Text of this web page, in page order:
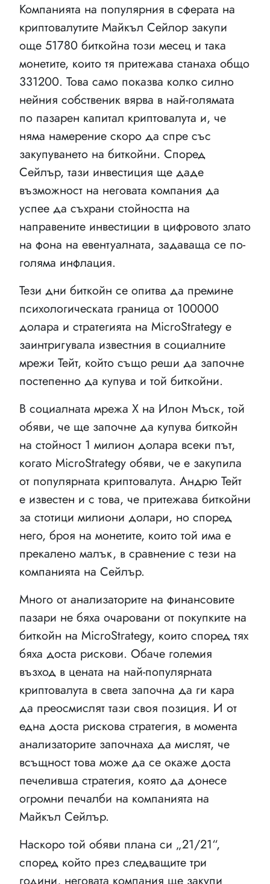
Компанията на популярния в сферата на
криптовалутите Майкъл Сейлор закупи
още 51780 биткойна този месец и така
монетите, които тя притежава станаха общо
331200. Това само показва колко силно
нейния собственик вярва в най-голямата
по пазарен капитал криптовалута и, че
няма намерение скоро да спре със
закупуването на биткойни. Според
Сейлър, тази инвестиция ще даде
възможност на неговата компания да
успее да съхрани стойността на
направените инвестиции в цифровото злато
на фона на евентуалната, задаваща се по-
голяма инфлация.
Тези дни биткойн се опитва да премине
психологическата граница от 100000
долара и стратегията на MicroStrategy е
заинтригувала известния в социалните
мрежи Тейт, който също реши да започне
постепенно да купува и той биткойни.
В социалната мрежа Х на Илон Мъск, той
обяви, че ще започне да купува биткойн
на стойност 1 милион долара всеки път,
когато MicroStrategy обяви, че е закупила
от популярната криптовалута. Андрю Тейт
е известен и с това, че притежава биткойни
за стотици милиони долари, но според
него, броя на монетите, които той има е
прекалено малък, в сравнение с тези на
компанията на Сейлър.
Много от анализаторите на финансовите
пазари не бяха очаровани от покупките на
биткойн на MicroStrategy, които според тях
бяха доста рискови. Обаче големия
възход в цената на най-популярната
криптовалута в света започна да ги кара
да преосмислят тази своя позиция. И от
една доста рискова стратегия, в момента
анализаторите започнаха да мислят, че
всъщност това може да се окаже доста
печеливша стратегия, която да донесе
огромни печалби на компанията на
Майкъл Сейлър.
Наскоро той обяви плана си „21/21“,
според който през следващите три